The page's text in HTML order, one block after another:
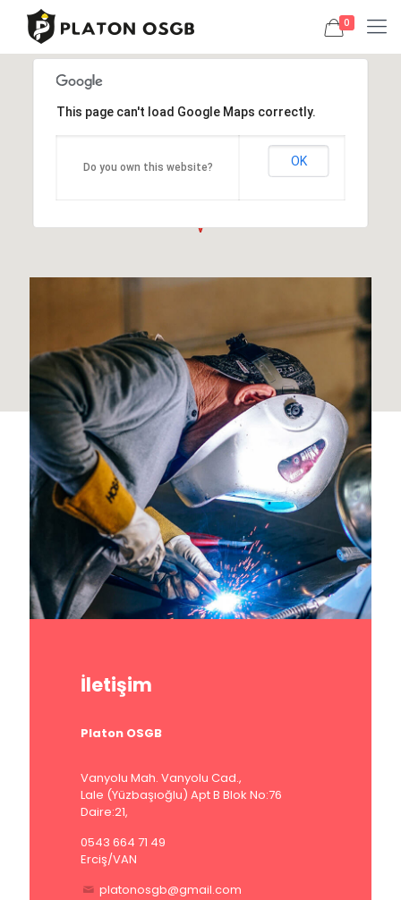
0
This page can't load Google Maps correctly.
Do you own this website? OK
İletişim
Platon OSGB
Vanyolu Mah. Vanyolu Cad.,
Lale (Yüzbaşıoğlu) Apt B Blok No:76
Daire:21,
0543 664 71 49
Erciş/VAN
platonosgb@gmail.com